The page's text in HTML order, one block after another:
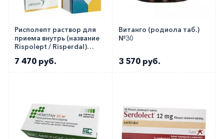
Рисполепт раствор для
приема внутрь (название
Rispolept / Risperdal)
7 470 руб.
Витанго (родиола таб.)
№30
3 570 руб.